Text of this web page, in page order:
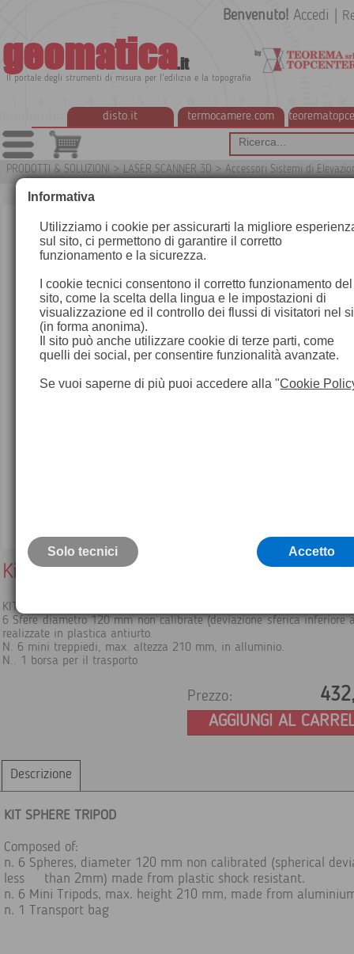
geomatica.it
Il portale degli strumenti di misura per l'edilizia e la topografia
disto.it termocamere.com
Benvenuto! Accedi
PRODOTTI & SOLUZIONI > LASER SCANNER 3D > Accessori Sistemi di
Kit treppiede sfere
KIT composto da:
6 Sfere diametro 120 mm non calibrate (deviazione sferica inferiore
realizzate in plastica antiurto.
N. 6 mini treppiedi, max. altezza 210 mm, in alluminio.
N.. 1 borsa per il trasporto
Prezzo:
AGGIUNGI AL
Descrizione
KIT SPHERE TRIPOD
Composed of:
n. 6 Spheres, diameter 120 mm non calibrated (spherical
less than 2mm) made from plastic shock resistant.
n. 6 Mini Tripods, max. height 210 mm, made from
n. 1 Transport bag
Informativa
Utilizziamo i cookie per assicurarti la migliore
sul sito, ci permettono di garantire il corretto
funzionamento e la sicurezza.
I cookie tecnici consentono il corretto funzionamento del
sito, come la scelta della lingua e le impostazioni di
visualizzazione ed il controllo dei flussi di visitatori nel
(in forma anonima).
Il sito può anche utilizzare cookie di terze parti, come
quelli dei social, per consentire funzionalità avanzate.
Se vuoi saperne di più puoi accedere alla "Cookie
Solo tecnici Accetto